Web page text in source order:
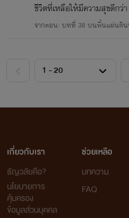
ชีวิตที่เหลือให้มีความสุขดีกว่า
จากตอน: บทที่ 38 บนพื้นแผ่นดินหนึ่งของซีกโลก [อ่
เกี่ยวกับเรา
ธัญวลัยคือ?
นโยบายการ
คุ้มครอง
ข้อมูลส่วนบุคคล
ช่วยเหลือ
บทความ
FAQ